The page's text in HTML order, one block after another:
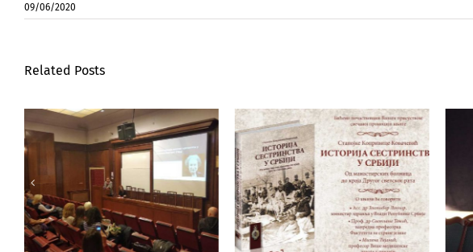
09/06/2020
Related Posts
Прeдaвaњe прoф. др
Maje Ћук, дeкaнa
Фaкултeтa зa стрaнe
jeзикe нa Кoлaрцу
Промоција књиге
“Историја сестринства
у Србији – од
манастирских
болница до краја
Другог светског рата“